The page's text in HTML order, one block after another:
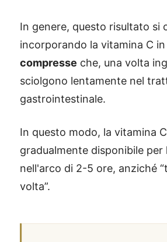
In genere, questo risultato si
incorporando la vitamina C in
compresse che, una volta
sciolgono lentamente nel
gastrointestinale.
In questo modo, la vitamina
gradualmente disponibile per
nell'arco di 2-5 ore, anziché
volta”.